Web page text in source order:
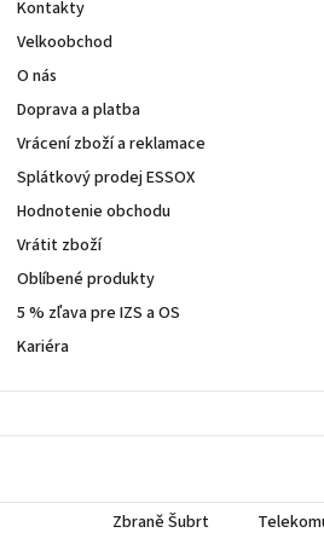
Kontakty
Velkoobchod
O nás
Doprava a platba
Vrácení zboží a reklamace
Splátkový prodej ESSOX
Hodnotenie obchodu
Vrátit zboží
Oblíbené produkty
5 % zľava pre IZS a OS
Kariéra
Zbraně Šubrt